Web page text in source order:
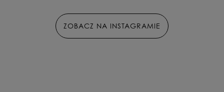
ZOBACZ NA INSTAGRAMIE